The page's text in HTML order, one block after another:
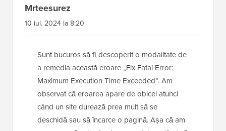
Mrteesurez
10 iul. 2024 la 8:20
Sunt bucuros să fi descoperit o modalitate de
a remedia această eroare „Fix Fatal Error:
Maximum Execution Time Exceeded”. Am
observat că eroarea apare de obicei atunci
când un site durează prea mult să se
deschidă sau să încarce o pagină. Așa că am